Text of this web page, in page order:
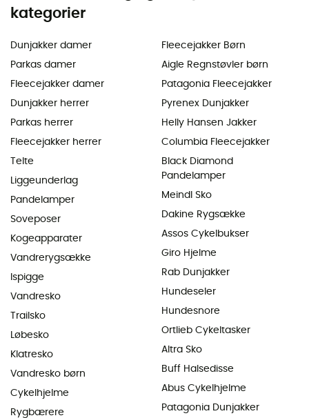
kategorier
Dunjakker damer
Parkas damer
Fleecejakker damer
Dunjakker herrer
Parkas herrer
Fleecejakker herrer
Telte
Liggeunderlag
Pandelamper
Soveposer
Kogeapparater
Vandrerygsække
Ispigge
Vandresko
Trailsko
Løbesko
Klatresko
Vandresko børn
Cykelhjelme
Rygbærere
Fleecejakker Børn
Aigle Regnstøvler børn
Patagonia Fleecejakker
Pyrenex Dunjakker
Helly Hansen Jakker
Columbia Fleecejakker
Black Diamond
Pandelamper
Meindl Sko
Dakine Rygsække
Assos Cykelbukser
Giro Hjelme
Rab Dunjakker
Hundeseler
Hundesnore
Ortlieb Cykeltasker
Altra Sko
Buff Halsedisse
Abus Cykelhjelme
Patagonia Dunjakker